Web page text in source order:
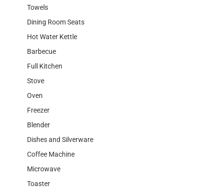
Towels
Dining Room Seats
Hot Water Kettle
Barbecue
Full Kitchen
Stove
Oven
Freezer
Blender
Dishes and Silverware
Coffee Machine
Microwave
Toaster